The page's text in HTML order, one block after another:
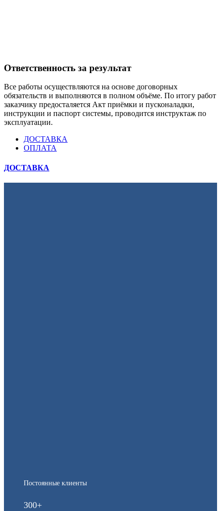
Ответственность за результат
Все работы осуществляются на основе договорных
обязательств и выполняются в полном объёме. По итогу работ
заказчику предосталяется Акт приёмки и пусконаладки,
инструкции и паспорт системы, проводится инструктаж по
эксплуатации.
ДОСТАВКА
ОПЛАТА
ДОСТАВКА
Постоянные клиенты
300+